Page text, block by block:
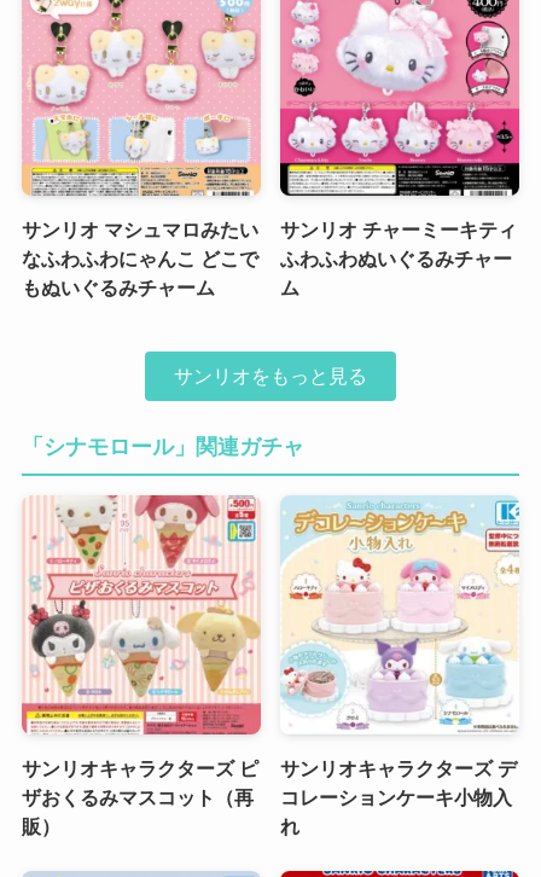
サンリオ マシュマロみたい
なふわふわにゃんこ どこで
もぬいぐるみチャーム
サンリオ チャーミーキティ
ふわふわぬいぐるみチャー
ム
サンリオをもっと見る
「シナモロール」関連ガチャ
サンリオキャラクターズ ピ
ザおくるみマスコット（再
販）
サンリオキャラクターズ デ
コレーションケーキ小物入
れ